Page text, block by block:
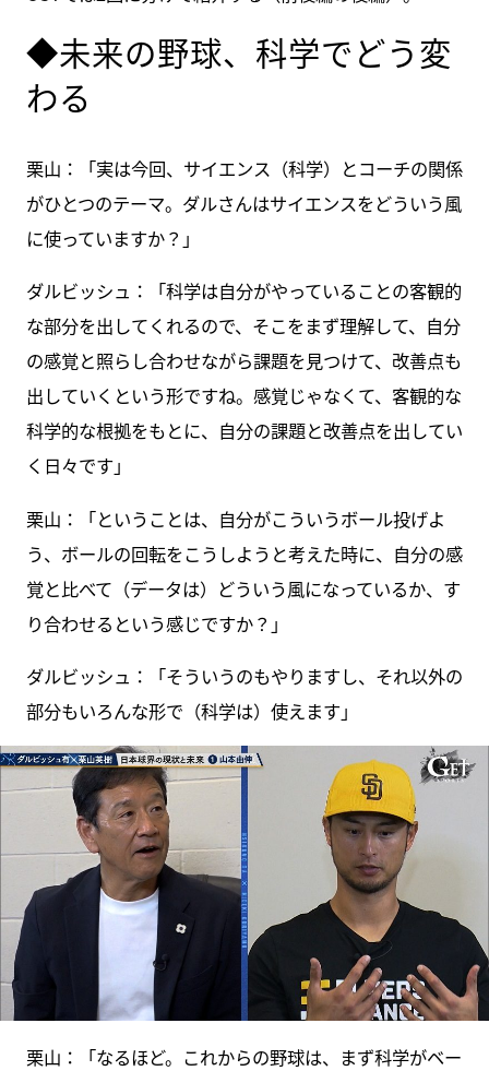
◆未来の野球、科学でどう変
わる
栗山：「実は今回、サイエンス（科学）とコーチの関係
がひとつのテーマ。ダルさんはサイエンスをどういう風
に使っていますか？」
ダルビッシュ：「科学は自分がやっていることの客観的
な部分を出してくれるので、そこをまず理解して、自分
の感覚と照らし合わせながら課題を見つけて、改善点も
出していくという形ですね。感覚じゃなくて、客観的な
科学的な根拠をもとに、自分の課題と改善点を出してい
く日々です」
栗山：「ということは、自分がこういうボール投げよ
う、ボールの回転をこうしようと考えた時に、自分の感
覚と比べて（データは）どういう風になっているか、す
り合わせるという感じですか？」
ダルビッシュ：「そういうのもやりますし、それ以外の
部分もいろんな形で（科学は）使えます」
栗山：「なるほど。これからの野球は、まず科学がベー